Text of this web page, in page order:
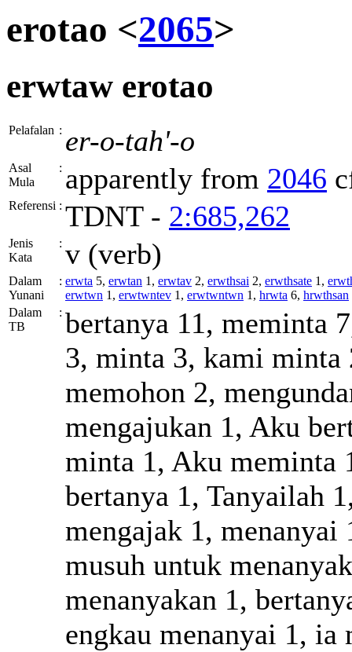
erotao <2065>
erwtaw erotao
Pelafalan : er-o-tah'-o
Asal
Mula
: apparently from 2046
Referensi : TDNT - 2:685,262
Jenis
Kata
: v (verb)
Dalam
Yunani
: erwta 5, erwtan 1, erwtav 2, erwthsai 2, erwthsate 1,
erwtwn 1, erwtwntev 1, erwtwntwn 1, hrwta 6, hrwthsan
Dalam
TB
: bertanya 11, meminta
3, minta 3, kami minta
memohon 2,
mengajukan 1, Aku
minta 1, Aku meminta
bertanya 1, Tanyailah
mengajak 1, menanyai
musuh untuk
menanyakan 1,
engkau menanyai 1, ia